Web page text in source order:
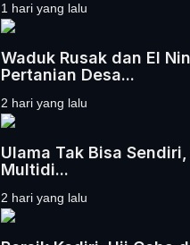
1 hari yang lalu
Waduk Rusak dan El
Pertanian Desa...
2 hari yang lalu
Ulama Tak Bisa
Multidi...
2 hari yang lalu